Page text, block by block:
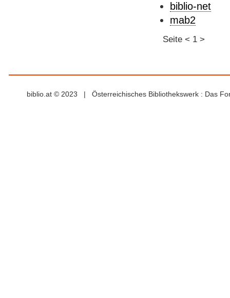
biblio-net
mab2
Seite < 1 >
biblio.at © 2023 | Österreichisches Bibliothekswerk : Das